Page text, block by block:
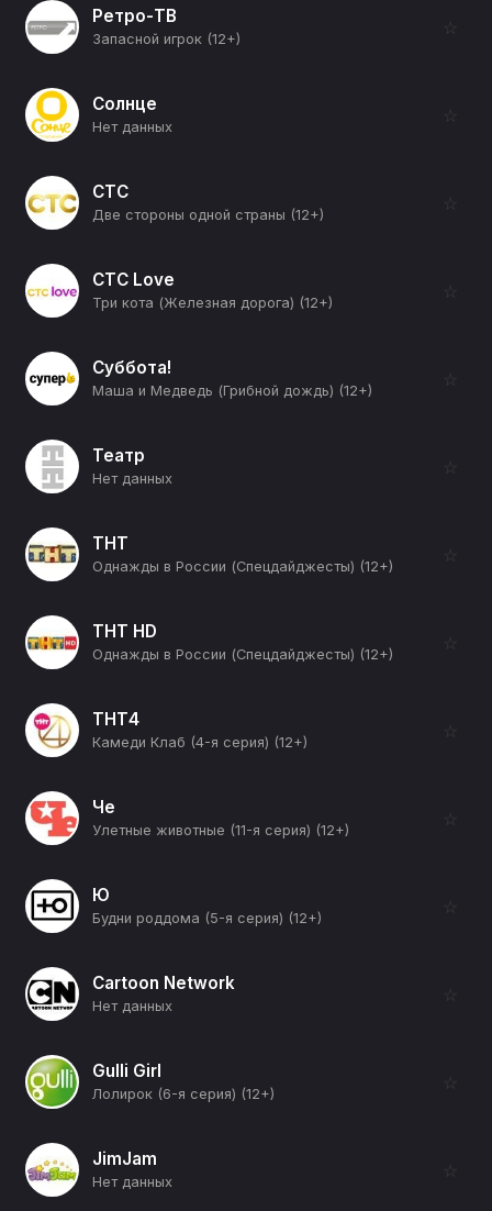
Ретро-ТВ
Запасной игрок (12+)
☆
Солнце
Нет данных
☆
СТС
Две стороны одной страны (12+)
☆
СТС Love
Три кота (Железная дорога) (12+)
☆
Суббота!
Маша и Медведь (Грибной дождь) (12+)
☆
Театр
Нет данных
☆
ТНТ
Однажды в России (Спецдайджесты) (12+)
☆
ТНТ HD
Однажды в России (Спецдайджесты) (12+)
☆
ТНТ4
Камеди Клаб (4-я серия) (12+)
☆
Че
Улетные животные (11-я серия) (12+)
☆
Ю
Будни роддома (5-я серия) (12+)
☆
Cartoon Network
Нет данных
☆
Gulli Girl
Лолирок (6-я серия) (12+)
☆
JimJam
Нет данных
☆